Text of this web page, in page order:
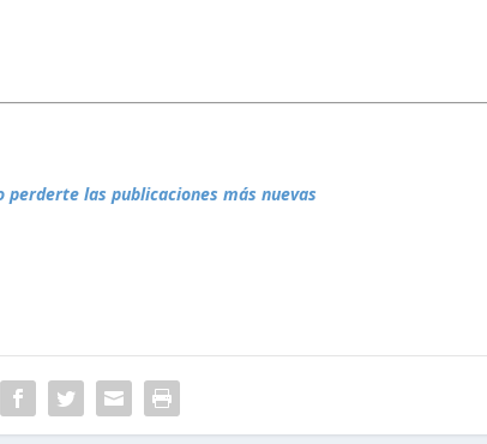
perderte las publicaciones más nuevas